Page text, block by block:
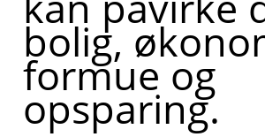
bolig,
formue og
opsparing.